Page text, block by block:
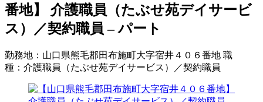
番地】 介護職員（たぶせ苑デイサービ
ス）／契約職員 – パート
勤務地： 山口県熊毛郡田布施町大字宿井４０６番地 職
種： 介護職員（たぶせ苑デイサービス）／契約職員